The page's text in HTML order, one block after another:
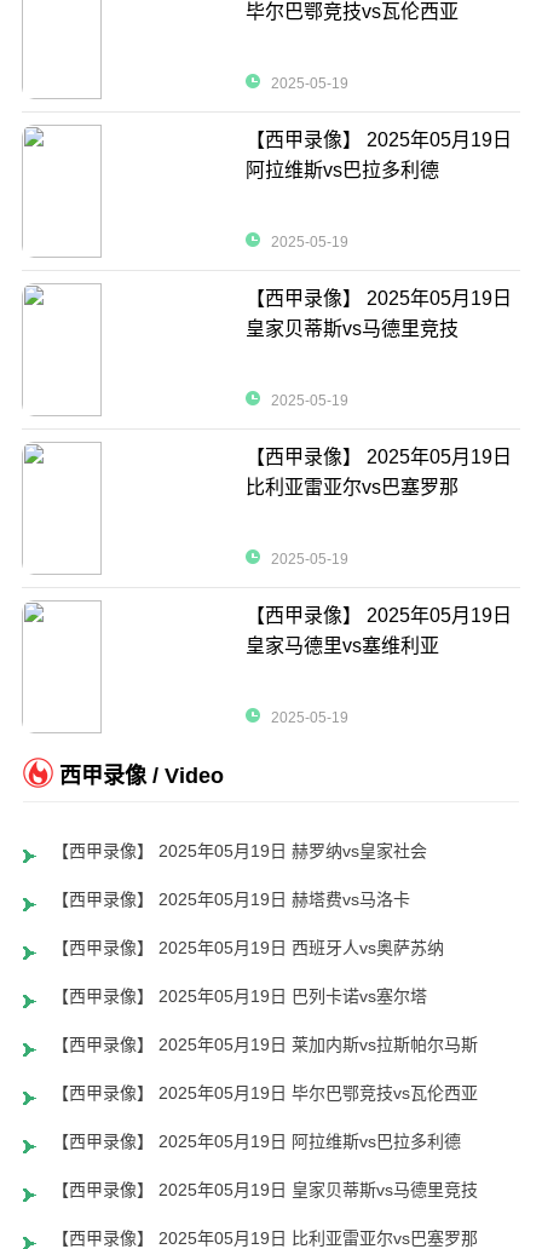
毕尔巴鄂竞技vs瓦伦西亚
2025-05-19
【西甲录像】 2025年05月19日
阿拉维斯vs巴拉多利德
2025-05-19
【西甲录像】 2025年05月19日
皇家贝蒂斯vs马德里竞技
2025-05-19
【西甲录像】 2025年05月19日
比利亚雷亚尔vs巴塞罗那
2025-05-19
【西甲录像】 2025年05月19日
皇家马德里vs塞维利亚
2025-05-19
西甲录像 / Video
【西甲录像】 2025年05月19日 赫罗纳vs皇家社会
【西甲录像】 2025年05月19日 赫塔费vs马洛卡
【西甲录像】 2025年05月19日 西班牙人vs奥萨苏纳
【西甲录像】 2025年05月19日 巴列卡诺vs塞尔塔
【西甲录像】 2025年05月19日 莱加内斯vs拉斯帕尔马斯
【西甲录像】 2025年05月19日 毕尔巴鄂竞技vs瓦伦西亚
【西甲录像】 2025年05月19日 阿拉维斯vs巴拉多利德
【西甲录像】 2025年05月19日 皇家贝蒂斯vs马德里竞技
【西甲录像】 2025年05月19日 比利亚雷亚尔vs巴塞罗那